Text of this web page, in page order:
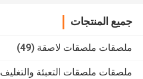
جميع المنتجات
ملصقات ملصقات لاصقة (49)
ملصقات ملصقات التعبئة والتغليف